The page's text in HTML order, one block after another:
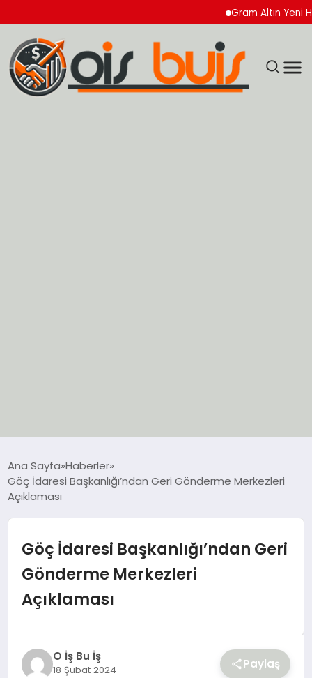
Gram Altın Yeni
EKONOMİ
SIYASET
SPOR
Ana Sayfa Haberler
Göç İdaresi Başkanlığı’ndan Geri Gönderme Merkezleri
Açıklaması
Göç İdaresi Başkanlığı’ndan Geri
Gönderme Merkezleri
Açıklaması
O İş Bu İş
18 Şubat 2024 Paylaş